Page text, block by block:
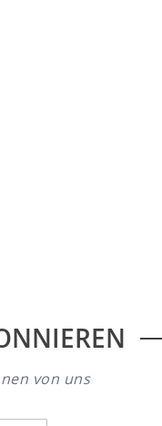
von uns